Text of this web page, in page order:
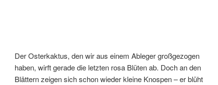
Der Osterkaktus, den wir aus einem Ableger großgezogen
haben, wirft gerade die letzten rosa Blüten ab. Doch an den
Blättern zeigen sich schon wieder kleine Knospen – er blüht